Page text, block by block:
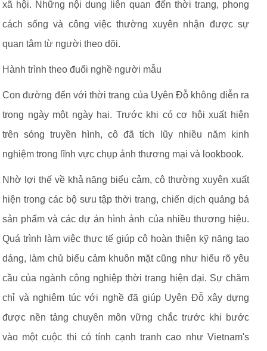
xã hội. Những nội dung liên quan đến thời trang, phong
cách sống và công việc thường xuyên nhận được sự
quan tâm từ người theo dõi.
Hành trình theo đuổi nghề người mẫu
Con đường đến với thời trang của Uyên Đỗ không diễn ra
trong ngày một ngày hai. Trước khi có cơ hội xuất hiện
trên sóng truyền hình, cô đã tích lũy nhiều năm kinh
nghiệm trong lĩnh vực chụp ảnh thương mại và lookbook.
Nhờ lợi thế về khả năng biểu cảm, cô thường xuyên xuất
hiện trong các bộ sưu tập thời trang, chiến dịch quảng bá
sản phẩm và các dự án hình ảnh của nhiều thương hiệu.
Quá trình làm việc thực tế giúp cô hoàn thiện kỹ năng tạo
dáng, làm chủ biểu cảm khuôn mặt cũng như hiểu rõ yêu
cầu của ngành công nghiệp thời trang hiện đại. Sự chăm
chỉ và nghiêm túc với nghề đã giúp Uyên Đỗ xây dựng
được nền tảng chuyên môn vững chắc trước khi bước
vào một cuộc thi có tính cạnh tranh cao như Vietnam's